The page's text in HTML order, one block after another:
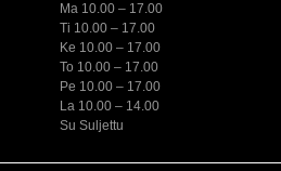
Ma 10.00 – 17.00
Ti 10.00 – 17.00
Ke 10.00 – 17.00
To 10.00 – 17.00
Pe 10.00 – 17.00
La 10.00 – 14.00
Su Suljettu